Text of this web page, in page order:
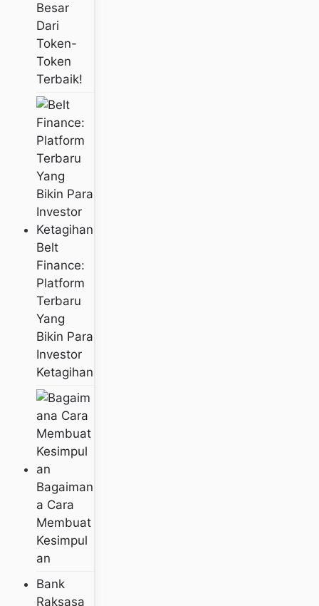
Besar
Dari
Token-
Token
Terbaik!
Belt
Finance:
Platform
Terbaru
Yang
Bikin Para
Investor
Ketagihan
Bagaiman
A Cara
Membuat
Kesimpul
An
Bank
Raksasa